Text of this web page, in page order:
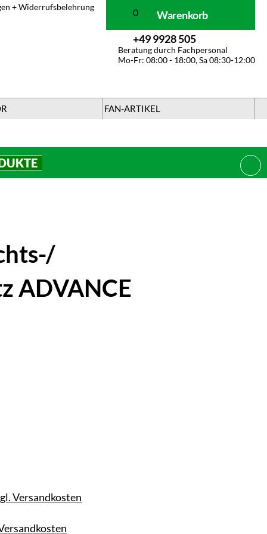
+ Widerrufsbelehrung
Warenkorb
+49 9928 505
Beratung durch Fachpersonal
Mo-Fr: 08:00 - 18:00, Sa 08:30-12:00
FAN-ARTIKEL
ADVANCE
Versandkosten